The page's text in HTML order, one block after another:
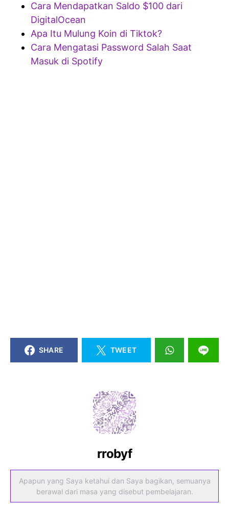
Cara Mendapatkan Saldo $100 dari
DigitalOcean
Apa Itu Mulung Koin di Tiktok?
Cara Mengatasi Password Salah Saat
Masuk di Spotify
SHARE TWEET
rrobyf
Apapun yang Saya ketahui dan Saya bagikan, semuanya
berawal dari masa yang disebut pembelajaran.